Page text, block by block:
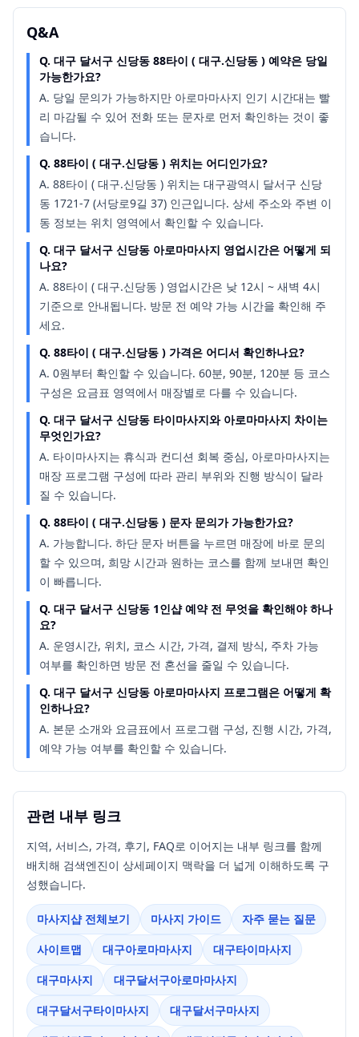
Q&A
Q. 대구 달서구 신당동 88타이 ( 대구.신당동 ) 예약은 당일
가능한가요?
A. 당일 문의가 가능하지만 아로마마사지 인기 시간대는 빨
리 마감될 수 있어 전화 또는 문자로 먼저 확인하는 것이 좋
습니다.
Q. 88타이 ( 대구.신당동 ) 위치는 어디인가요?
A. 88타이 ( 대구.신당동 ) 위치는 대구광역시 달서구 신당
동 1721-7 (서당로9길 37) 인근입니다. 상세 주소와 주변 이
동 정보는 위치 영역에서 확인할 수 있습니다.
Q. 대구 달서구 신당동 아로마마사지 영업시간은 어떻게 되
나요?
A. 88타이 ( 대구.신당동 ) 영업시간은 낮 12시 ~ 새벽 4시
기준으로 안내됩니다. 방문 전 예약 가능 시간을 확인해 주
세요.
Q. 88타이 ( 대구.신당동 ) 가격은 어디서 확인하나요?
A. 0원부터 확인할 수 있습니다. 60분, 90분, 120분 등 코스
구성은 요금표 영역에서 매장별로 다를 수 있습니다.
Q. 대구 달서구 신당동 타이마사지와 아로마마사지 차이는
무엇인가요?
A. 타이마사지는 휴식과 컨디션 회복 중심, 아로마마사지는
매장 프로그램 구성에 따라 관리 부위와 진행 방식이 달라
질 수 있습니다.
Q. 88타이 ( 대구.신당동 ) 문자 문의가 가능한가요?
A. 가능합니다. 하단 문자 버튼을 누르면 매장에 바로 문의
할 수 있으며, 희망 시간과 원하는 코스를 함께 보내면 확인
이 빠릅니다.
Q. 대구 달서구 신당동 1인샵 예약 전 무엇을 확인해야 하나
요?
A. 운영시간, 위치, 코스 시간, 가격, 결제 방식, 주차 가능
여부를 확인하면 방문 전 혼선을 줄일 수 있습니다.
Q. 대구 달서구 신당동 아로마마사지 프로그램은 어떻게 확
인하나요?
A. 본문 소개와 요금표에서 프로그램 구성, 진행 시간, 가격,
예약 가능 여부를 확인할 수 있습니다.
관련 내부 링크
지역, 서비스, 가격, 후기, FAQ로 이어지는 내부 링크를 함께
배치해 검색엔진이 상세페이지 맥락을 더 넓게 이해하도록 구
성했습니다.
마사지샵 전체보기 마사지 가이드
자주 묻는 질문
사이트맵
대구아로마마사지
대구타이마사지
대구마사지
대구달서구아로마마사지
대구달서구타이마사지
대구달서구마사지